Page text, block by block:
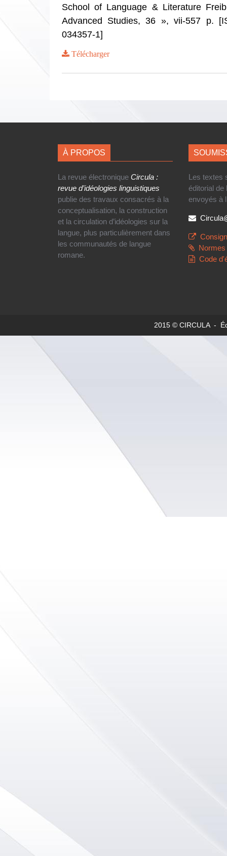
School of Language & Literature
Advanced Studies, 36 », vii-557 p.
034357-1]
Télécharger
À PROPOS
La revue électronique Circula :
revue d’idéologies linguistiques
publie des travaux consacrés à la
conceptualisation, la construction
et la circulation d’idéologies sur la
langue, plus particulièrement dans
les communautés de langue
romane.
Les textes
éditorial de
envoyés à
Code
2015 © CIRCULA -